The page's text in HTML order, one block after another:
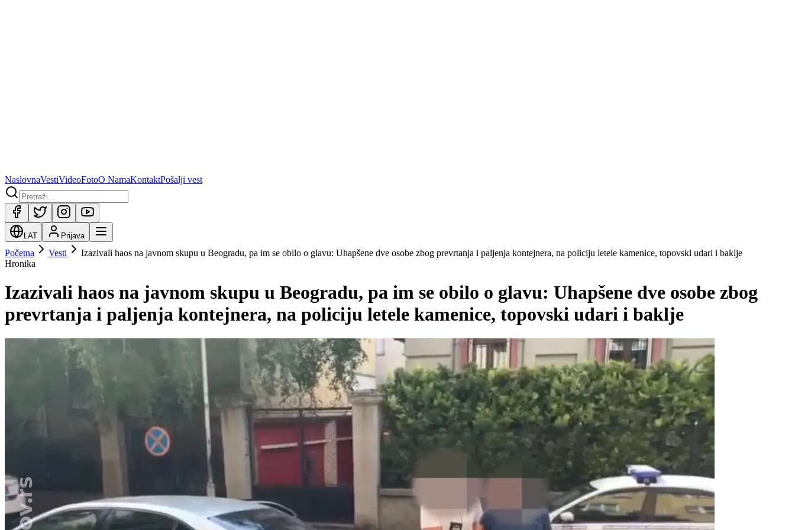
NaslovnaVestiVideoFotoO NamaKontaktPošalji vest
LAT Prijava
Početna Vesti
Izazivali haos na javnom skupu u Beogradu, pa im se obilo o glavu: Uhapšene dve osobe zbog prevrtanja i paljenja kontejnera, na policiju letele kamenice, topovski udari i baklje
Hronika
Izazivali haos na javnom skupu u Beogradu, pa im se obilo o glavu: Uhapšene dve osobe zbog
prevrtanja i paljenja kontejnera, na policiju letele kamenice, topovski udari i baklje